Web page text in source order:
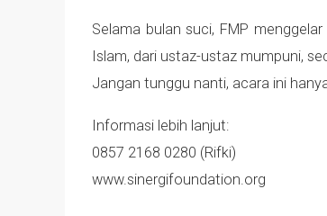
Selama bulan suci, FMP
Islam, dari
Jangan tunggu nanti,
Informasi lebih lanjut:
0857 2168 0280 (Rifki)
www.sinergifoundation.org